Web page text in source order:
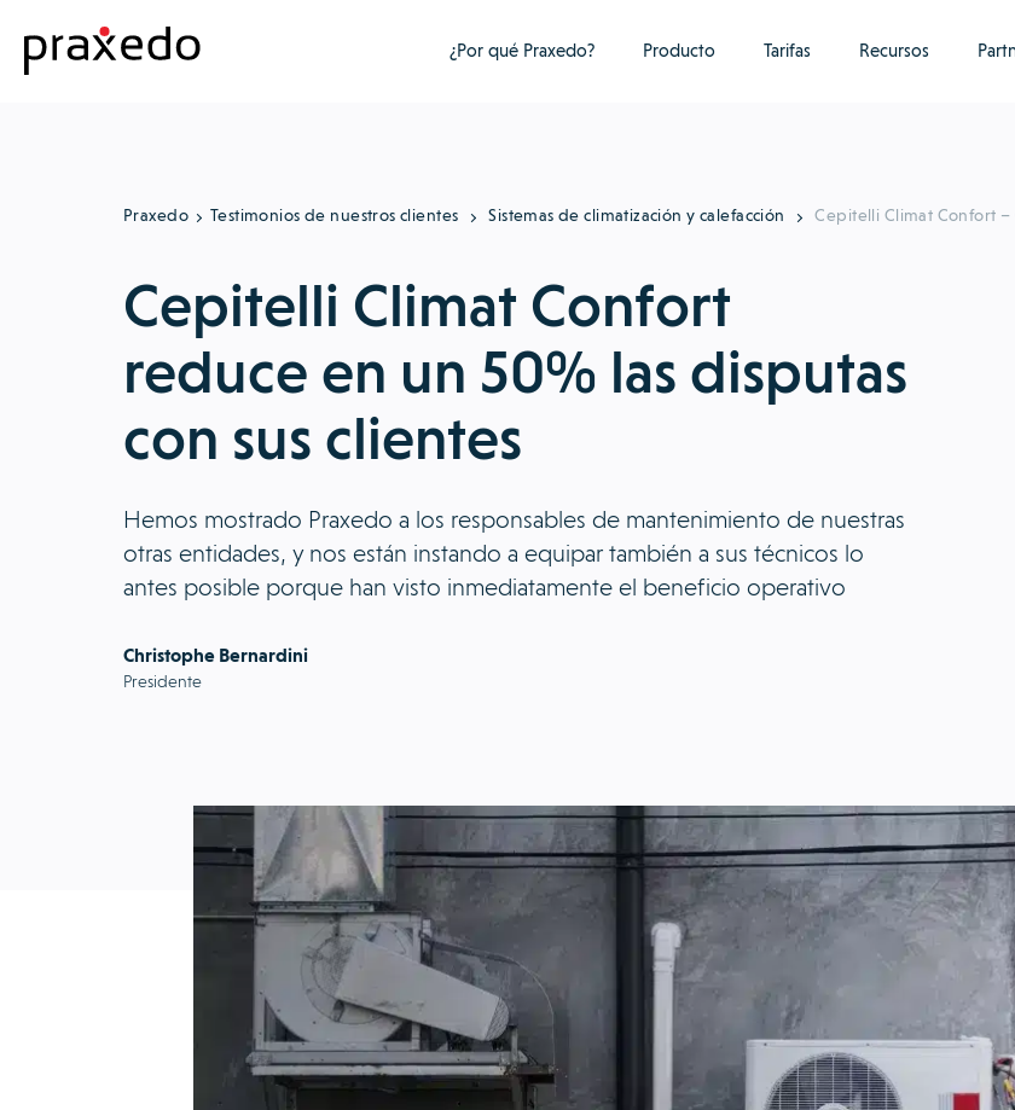
¿Por qué Praxedo? Producto Tarifas Recursos
Praxedo Testimonios de nuestros clientes Sistemas de climatización y calefacción Cepitelli Climat Confort
Cepitelli Climat Confort
reduce en un 50% las disputas
con sus clientes
Hemos mostrado Praxedo a los responsables de mantenimiento de nuestras
otras entidades, y nos están instando a equipar también a sus técnicos lo
antes posible porque han visto inmediatamente el beneficio operativo
Christophe Bernardini
Presidente